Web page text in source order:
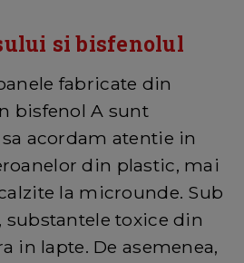
si bisfenolul
fabricate din
bisfenol A sunt
acordam atentie in
din plastic, mai
la microunde. Sub
toxice din
in lapte. De asemenea,